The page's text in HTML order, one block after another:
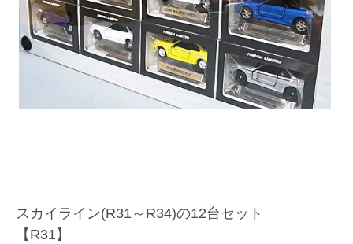
スカイライン(R31～R34)の12台セット
【R31】